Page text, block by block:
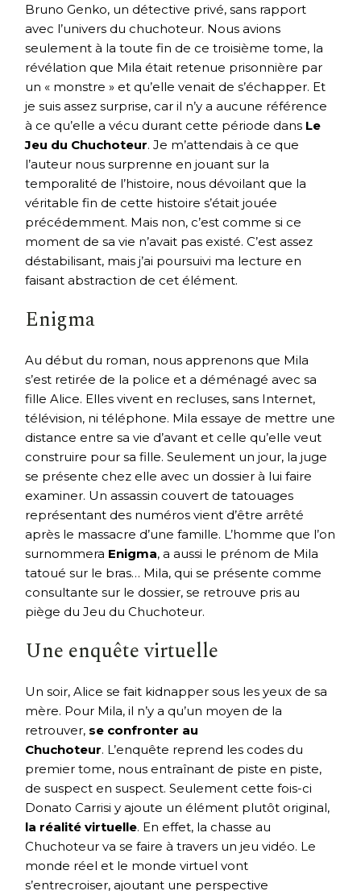
Bruno Genko, un détective privé, sans rapport
avec l’univers du chuchoteur. Nous avions
seulement à la toute fin de ce troisième tome, la
révélation que Mila était retenue prisonnière par
un « monstre » et qu’elle venait de s’échapper. Et
je suis assez surprise, car il n’y a aucune référence
à ce qu’elle a vécu durant cette période dans Le
Jeu du Chuchoteur. Je m’attendais à ce que
l’auteur nous surprenne en jouant sur la
temporalité de l’histoire, nous dévoilant que la
véritable fin de cette histoire s’était jouée
précédemment. Mais non, c’est comme si ce
moment de sa vie n’avait pas existé. C’est assez
déstabilisant, mais j’ai poursuivi ma lecture en
faisant abstraction de cet élément.
Enigma
Au début du roman, nous apprenons que Mila
s’est retirée de la police et a déménagé avec sa
fille Alice. Elles vivent en recluses, sans Internet,
télévision, ni téléphone. Mila essaye de mettre une
distance entre sa vie d’avant et celle qu’elle veut
construire pour sa fille. Seulement un jour, la juge
se présente chez elle avec un dossier à lui faire
examiner. Un assassin couvert de tatouages
représentant des numéros vient d’être arrêté
après le massacre d’une famille. L’homme que l’on
surnommera Enigma, a aussi le prénom de Mila
tatoué sur le bras… Mila, qui se présente comme
consultante sur le dossier, se retrouve pris au
piège du Jeu du Chuchoteur.
Une enquête virtuelle
Un soir, Alice se fait kidnapper sous les yeux de sa
mère. Pour Mila, il n’y a qu’un moyen de la
retrouver, se confronter au
Chuchoteur. L’enquête reprend les codes du
premier tome, nous entraînant de piste en piste,
de suspect en suspect. Seulement cette fois-ci
Donato Carrisi y ajoute un élément plutôt original,
la réalité virtuelle. En effet, la chasse au
Chuchoteur va se faire à travers un jeu vidéo. Le
monde réel et le monde virtuel vont
s’entrecroiser, ajoutant une perspective